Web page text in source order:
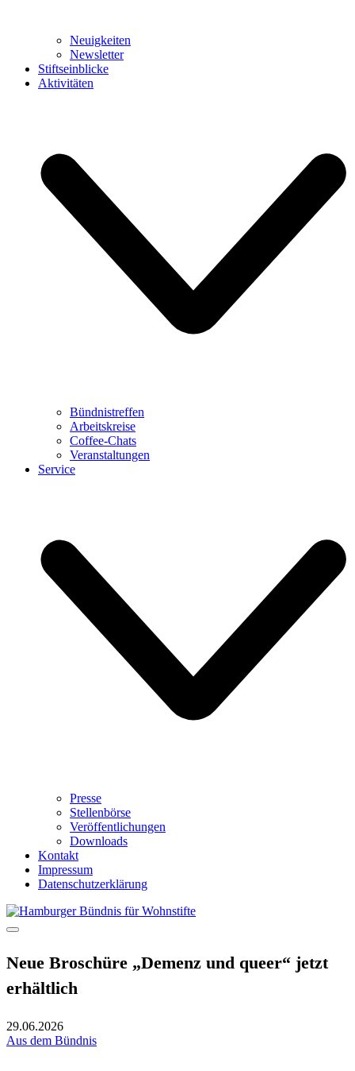
Neuigkeiten
Newsletter
Stiftseinblicke
Aktivitäten
Bündnistreffen
Arbeitskreise
Coffee-Chats
Veranstaltungen
Service
Presse
Stellenbörse
Veröffentlichungen
Downloads
Kontakt
Impressum
Datenschutzerklärung
Neue Broschüre „Demenz und queer“ jetzt
erhältlich
29.06.2026
Aus dem Bündnis